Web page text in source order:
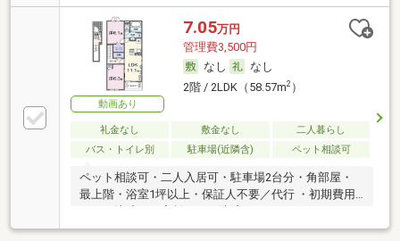
動画あり
7.05万円
管理費3,500円
なし
なし
2階 / 2LDK（58.57m2）
礼金なし 敷金なし
二人暮らし
バス・トイレ別
駐車場(近隣含) ペット相談可
ペット相談可・二人入居可・駐車場2台分・角部屋・
最上階・浴室1坪以上・保証人不要／代行 ・初期費用